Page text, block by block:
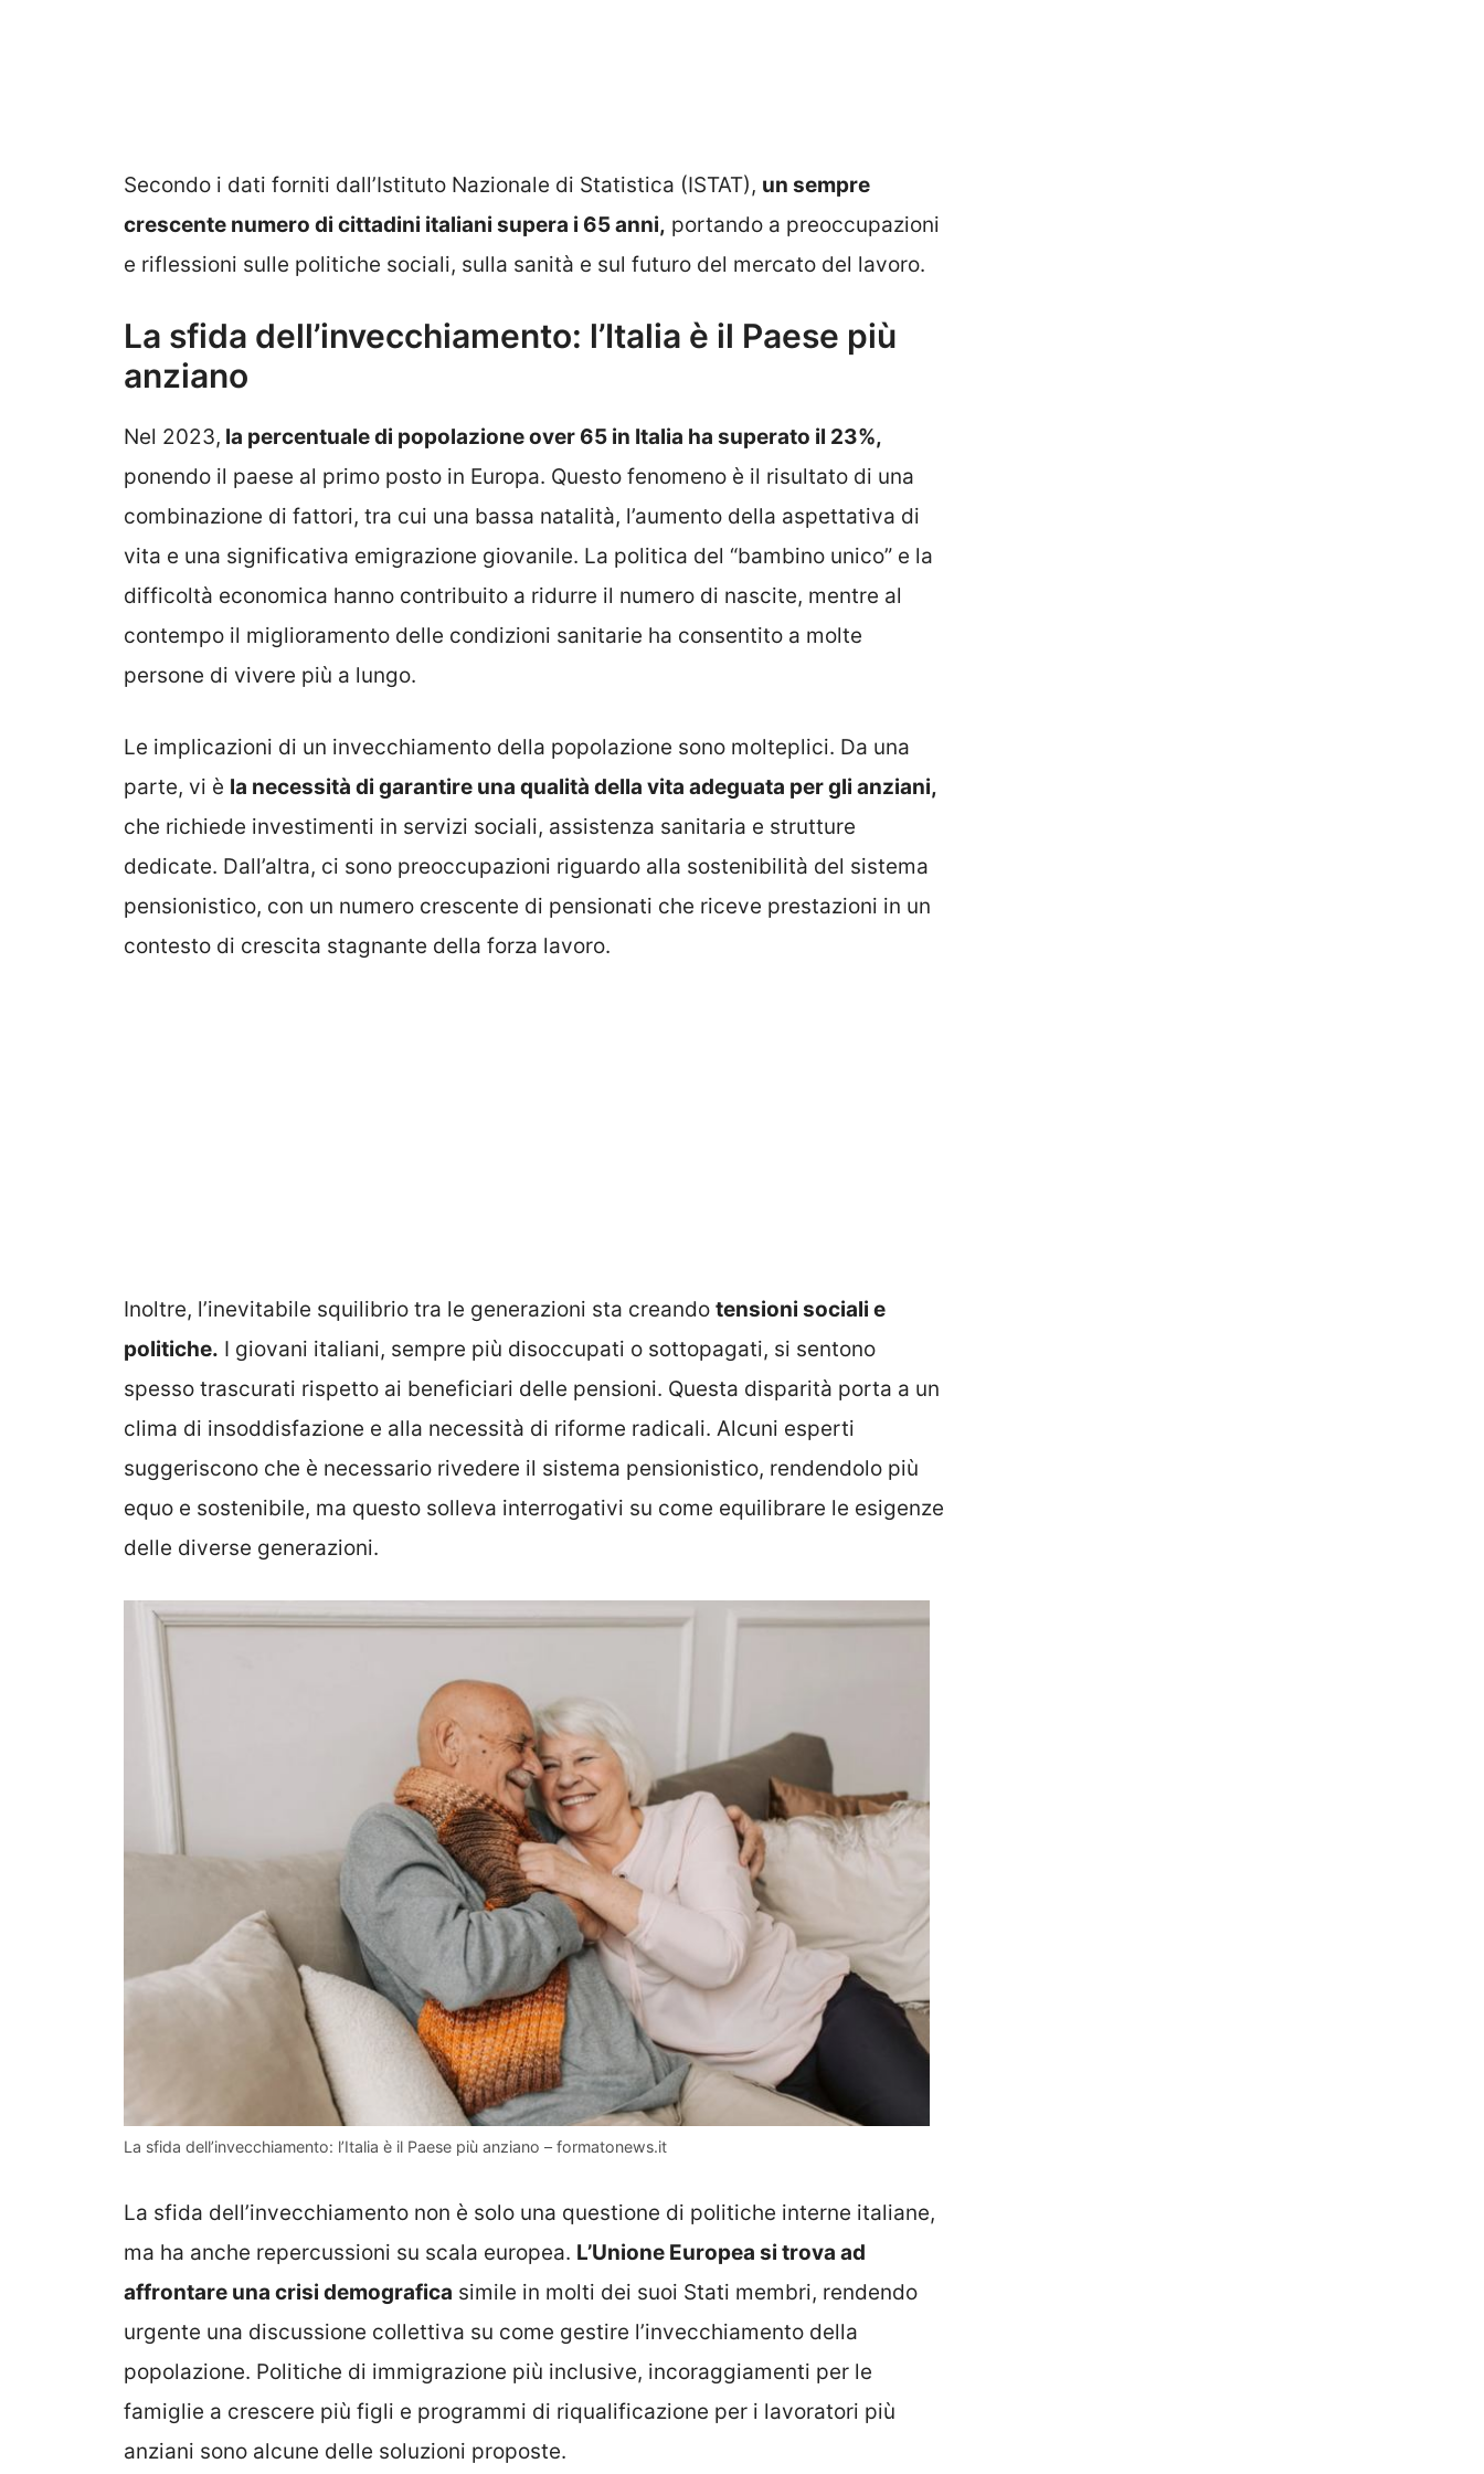
Secondo i dati forniti dall’Istituto Nazionale di Statistica (ISTAT), un sempre
crescente numero di cittadini italiani supera i 65 anni, portando a preoccupazioni
e riflessioni sulle politiche sociali, sulla sanità e sul futuro del mercato del lavoro.
La sfida dell’invecchiamento: l’Italia è il Paese più
anziano
Nel 2023, la percentuale di popolazione over 65 in Italia ha superato il 23%,
ponendo il paese al primo posto in Europa. Questo fenomeno è il risultato di una
combinazione di fattori, tra cui una bassa natalità, l’aumento della aspettativa di
vita e una significativa emigrazione giovanile. La politica del “bambino unico” e la
difficoltà economica hanno contribuito a ridurre il numero di nascite, mentre al
contempo il miglioramento delle condizioni sanitarie ha consentito a molte
persone di vivere più a lungo.
Le implicazioni di un invecchiamento della popolazione sono molteplici. Da una
parte, vi è la necessità di garantire una qualità della vita adeguata per gli anziani,
che richiede investimenti in servizi sociali, assistenza sanitaria e strutture
dedicate. Dall’altra, ci sono preoccupazioni riguardo alla sostenibilità del sistema
pensionistico, con un numero crescente di pensionati che riceve prestazioni in un
contesto di crescita stagnante della forza lavoro.
Inoltre, l’inevitabile squilibrio tra le generazioni sta creando tensioni sociali e
politiche. I giovani italiani, sempre più disoccupati o sottopagati, si sentono
spesso trascurati rispetto ai beneficiari delle pensioni. Questa disparità porta a un
clima di insoddisfazione e alla necessità di riforme radicali. Alcuni esperti
suggeriscono che è necessario rivedere il sistema pensionistico, rendendolo più
equo e sostenibile, ma questo solleva interrogativi su come equilibrare le esigenze
delle diverse generazioni.
La sfida dell’invecchiamento: l’Italia è il Paese più anziano – formatonews.it
La sfida dell’invecchiamento non è solo una questione di politiche interne italiane,
ma ha anche repercussioni su scala europea. L’Unione Europea si trova ad
affrontare una crisi demografica simile in molti dei suoi Stati membri, rendendo
urgente una discussione collettiva su come gestire l’invecchiamento della
popolazione. Politiche di immigrazione più inclusive, incoraggiamenti per le
famiglie a crescere più figli e programmi di riqualificazione per i lavoratori più
anziani sono alcune delle soluzioni proposte.